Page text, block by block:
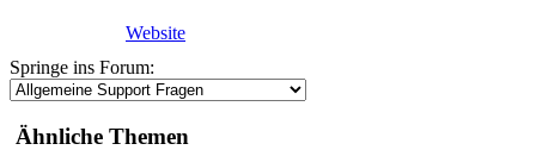
Website
Springe ins Forum:
Ähnliche Themen